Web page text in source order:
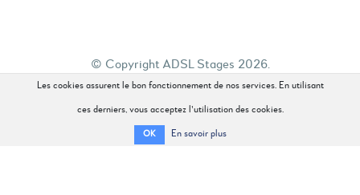
Les cookies assurent le bon fonctionnement de nos services. En utilisant
ces derniers, vous acceptez l'utilisation des cookies.
OK En savoir plus
© Copyright ADSL Stages 2026.
Tous droits réservés.